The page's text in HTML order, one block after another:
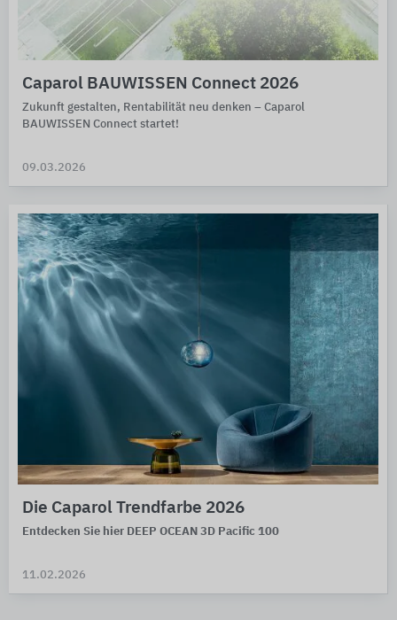
Caparol BAUWISSEN Connect 2026
Zukunft gestalten, Rentabilität neu denken – Caparol
BAUWISSEN Connect startet!
09.03.2026
Die Caparol Trendfarbe 2026
Entdecken Sie hier DEEP OCEAN 3D Pacific 100
11.02.2026